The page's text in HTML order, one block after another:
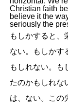
Christian faith
believe it the
seriously the
もしかすると、
ない。もしかす
もしれない。も
たのかもしれな
は、ない。この